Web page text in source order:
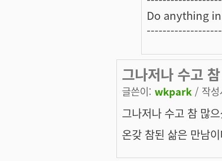
Do anything
그나저나 수고 참
글쓴이: wkpark / 작
그나저나 수고 참 많
온갖 참된 삶은 만남